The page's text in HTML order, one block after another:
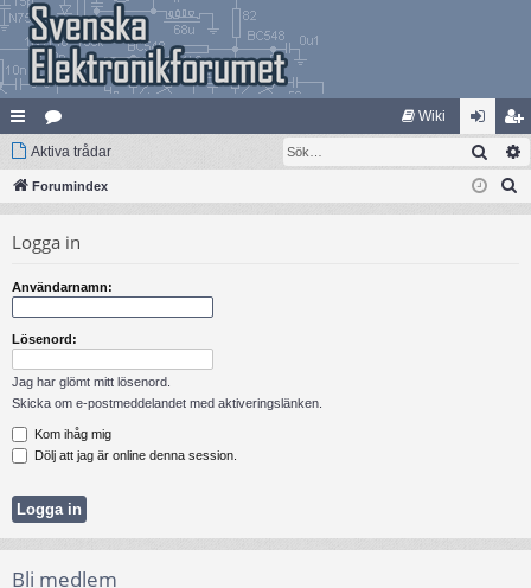
na
bb
ar
at
eg
er
Wiki
og
ga
li
m
Aktiva trådar Sök
Forumindex
Logga in
Användarnamn:
Lösenord:
Jag har glömt mitt lösenord.
Skicka om e-postmeddelandet med aktiveringslänken.
Kom ihåg mig
Dölj att jag är online denna session.
Bli medlem